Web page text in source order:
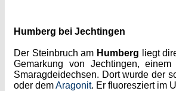
Humberg bei Jechtingen
Der Steinbruch am Humberg liegt
Gemarkung von Jechtingen,
Smaragdeidechsen. Dort wurde der
oder demAragonit. Er fluoresziert im